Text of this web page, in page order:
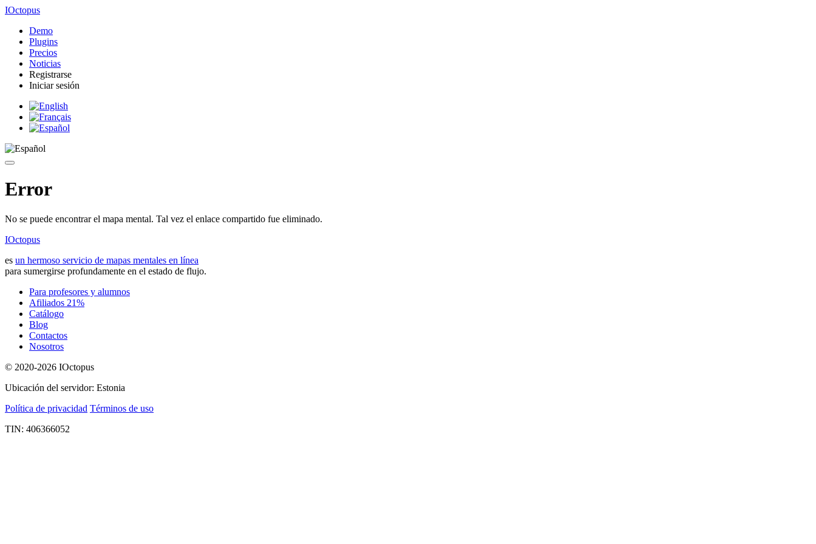
IOctopus
Demo
Plugins
Precios
Noticias
Registrarse
Iniciar sesión
Error
No se puede encontrar el mapa mental. Tal vez el enlace compartido fue eliminado.
IOctopus
es un hermoso servicio de mapas mentales en línea
para sumergirse profundamente en el estado de flujo.
Para profesores y alumnos
Afiliados 21%
Catálogo
Blog
Contactos
Nosotros
© 2020-2026 IOctopus
Ubicación del servidor: Estonia
Política de privacidad Términos de uso
TIN: 406366052